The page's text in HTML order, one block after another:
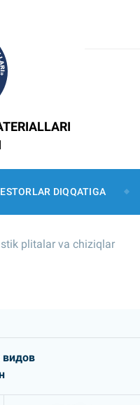
DIQQATIGA
plitalar va chiziqlar
видов